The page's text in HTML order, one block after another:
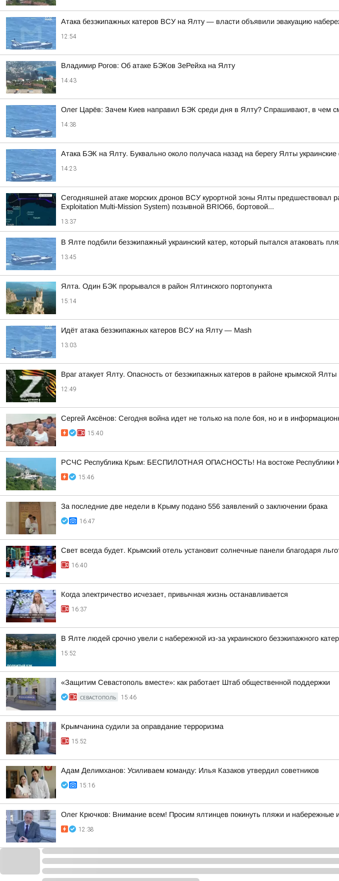
Атака безэкипажных катеров ВСУ на Ялту — власти объявили эвакуацию
12:54
Владимир Рогов: Об атаке БЭКов ЗеРейха на Ялту
14:43
Олег Царёв: Зачем Киев направил БЭК среди дня в Ялту? Спрашивают, в чем
14:38
Атака БЭК на Ялту. Буквально около получаса назад на берегу Ялты
14:23
Сегодняшней атаке морских дронов ВСУ курортной зоны Ялты предшествовал
Exploitation Multi-Mission System) позывной BRIO66, бортовой...
13:37
В Ялте подбили безэкипажный украинский катер, который пытался атаковать
13:45
Ялта. Один БЭК прорывался в район Ялтинского портопункта
15:14
Идёт атака безэкипажных катеров ВСУ на Ялту — Mash
13:03
Враг атакует Ялту. Опасность от безэкипажных катеров в районе крымской Ялты
12:49
Сергей Аксёнов: Сегодня война идет не только на поле боя, но и в
15:40
РСЧС Республика Крым: БЕСПИЛОТНАЯ ОПАСНОСТЬ! На востоке Республики
15:46
За последние две недели в Крыму подано 556 заявлений о заключении брака
16:47
Свет всегда будет. Крымский отель установит солнечные панели благодаря
16:40
Когда электричество исчезает, привычная жизнь останавливается
16:37
В Ялте людей срочно увели с набережной из-за украинского безэкипажного
15:52
«Защитим Севастополь вместе»: как работает Штаб общественной поддержки
СЕВАСТОПОЛЬ 15:46
Крымчанина судили за оправдание терроризма
15:52
Адам Делимханов: Усиливаем команду: Илья Казаков утвердил советников
15:16
Олег Крючков: Внимание всем! Просим ялтинцев покинуть пляжи и набережные
12:38